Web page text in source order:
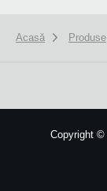
Acasă Produse
Copyright ©